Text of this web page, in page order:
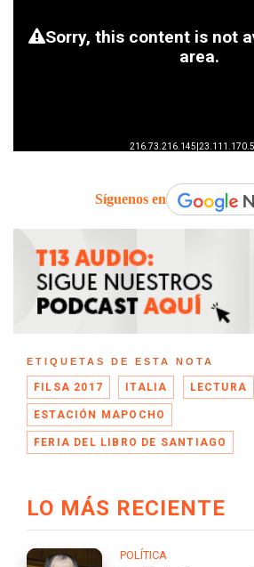
Síguenos en
ETIQUETAS DE ESTA NOTA
FILSA 2017 ITALIA LECTURA
ESTACIÓN MAPOCHO
FERIA DEL LIBRO DE SANTIAGO
LO MÁS RECIENTE
POLÍTICA